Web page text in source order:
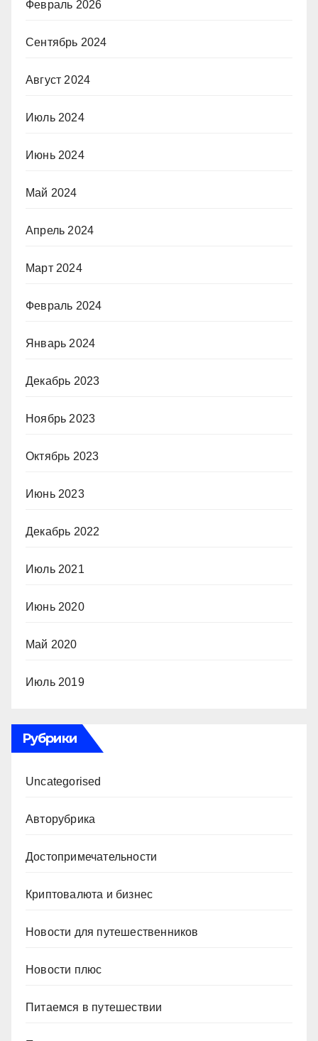
Февраль 2026
Сентябрь 2024
Август 2024
Июль 2024
Июнь 2024
Май 2024
Апрель 2024
Март 2024
Февраль 2024
Январь 2024
Декабрь 2023
Ноябрь 2023
Октябрь 2023
Июнь 2023
Декабрь 2022
Июль 2021
Июнь 2020
Май 2020
Июль 2019
Рубрики
Uncategorised
Авторубрика
Достопримечательности
Криптовалюта и бизнес
Новости для путешественников
Новости плюс
Питаемся в путешествии